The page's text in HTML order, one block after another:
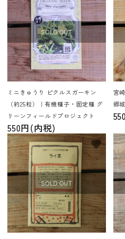
SOLD OUT
ミニきゅうり ピクルスガーキン
（約25粒）｜有機種子・固定種 グ
リーンフィールドプロジェクト
550円(内税)
宮
郷
SOLD OUT
favorite